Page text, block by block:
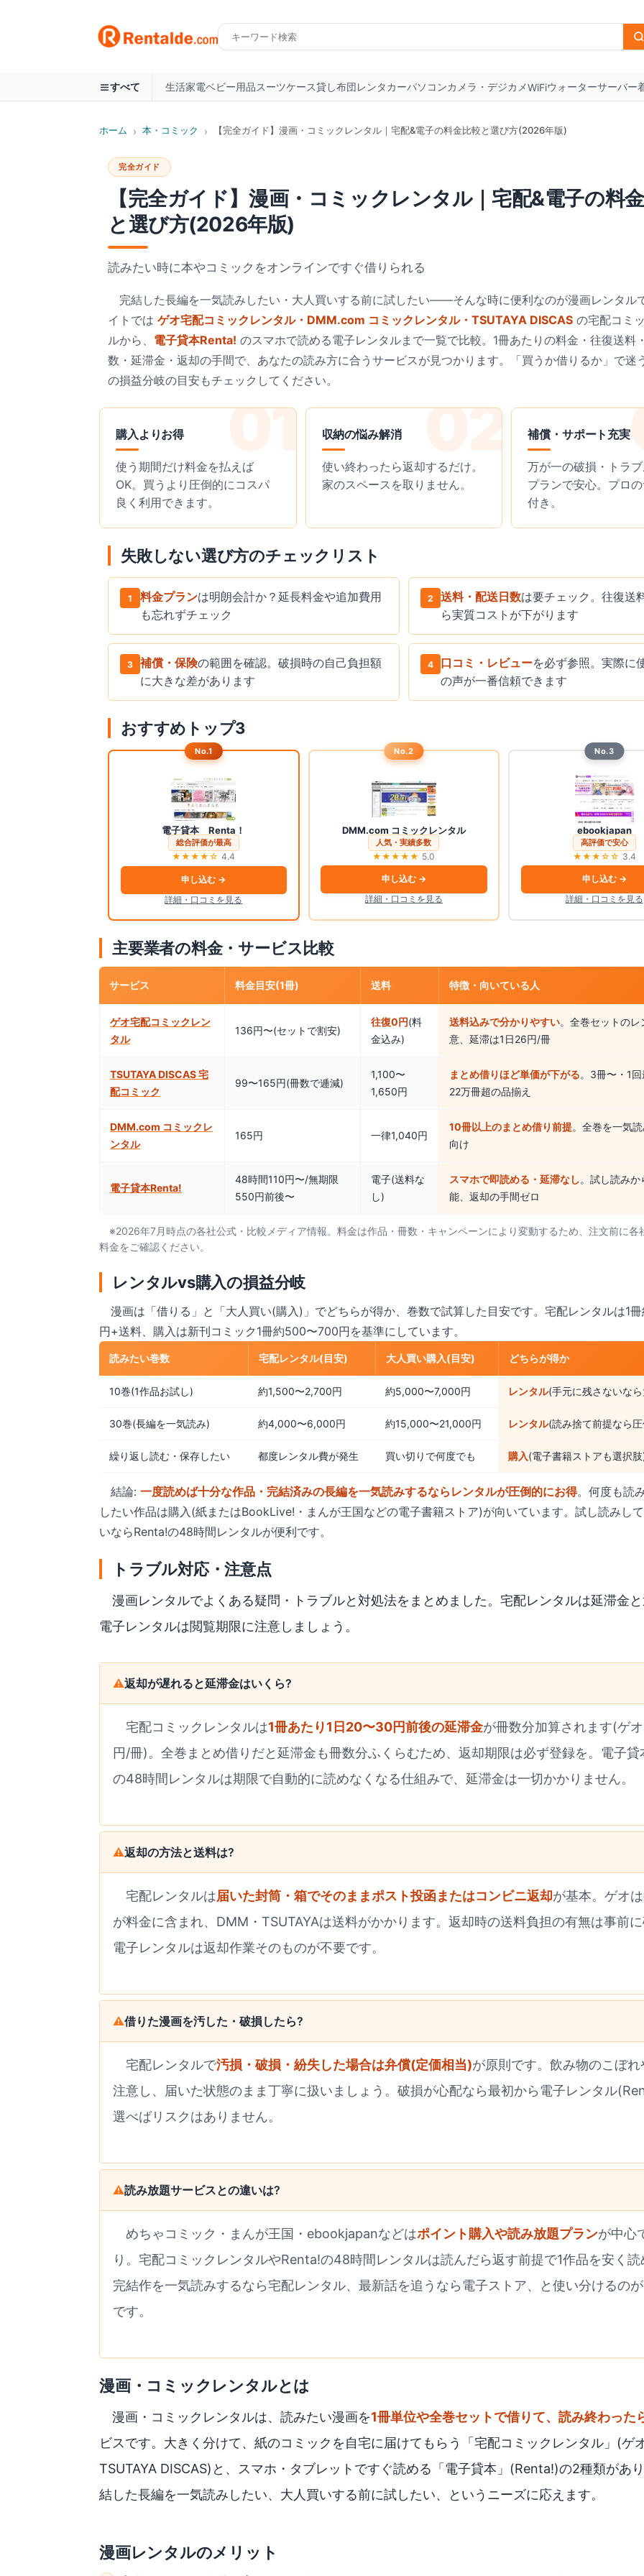
すべて 生活家電ベビー用品スーツケース貸し布団レンタカーパソコンカメラ・デジカメWiFiウォーターサーバー
ホーム › 本・コミック › 【完全ガイド】漫画・コミックレンタル｜宅配&電子の料金比較と選び方(2026年版)
完全ガイド
【完全ガイド】漫画・コミックレンタル｜宅配&電子の料
と選び方(2026年版)
読みたい時に本やコミックをオンラインですぐ借りられる
完結した長編を一気読みしたい・大人買いする前に試したい——そんな時に便利なのが漫画レンタル
イトでは ゲオ宅配コミックレンタル・DMM.com コミックレンタル・TSUTAYA DISCAS の宅配コミ
ルから、 電子貸本Renta! のスマホで読める電子レンタルまで一覧で比較。1冊あたりの料金・往復送料
数・延滞金・返却の手間で、あなたの読み方に合うサービスが見つかります。「買うか借りるか」で迷
の損益分岐の目安もチェックしてください。
購入よりお得
使う期間だけ料金を払えば
OK。買うより圧倒的にコスパ
良く利用できます。
収納の悩み解消
使い終わったら返却するだけ。
家のスペースを取りません。
補償・サポート充実
万が一の破損・トラ
プランで安心。プロ
付き。
失敗しない選び方のチェックリスト
1 料金プランは明朗会計か？延長料金や追加費用
も忘れずチェック
2 送料・配送日数は要チェック。往復送
ら実質コストが下がります
3 補償・保険の範囲を確認。破損時の自己負担額
に大きな差があります
4 口コミ・レビューを必ず参照。実際に
の声が一番信頼できます
おすすめトップ3
No.1
電子貸本 Renta！
総合評価が最高
★★★★ ☆ 4.4
申し込む →
詳細・口コミを見る
No.2
DMM.com コミックレンタル
人気・実績多数
★★★★★ 5.0
申し込む →
詳細・口コミを見る
No.3
ebookjapan
高評価で安心
★★★ ☆☆ 3.4
申し込む →
詳細・口コミを見る
主要業者の料金・サービス比較
サービス 料金目安(1冊) 送料 特徴・向いている人
ゲオ宅配コミックレン
タル
136円〜(セットで割安)
往復0円(料
金込み)
送料込みで分かりやすい。全巻セットのレ
意、延滞は1日26円/冊
TSUTAYA DISCAS 宅
配コミック
99〜165円(冊数で逓減)
1,100〜
1,650円
まとめ借りほど単価が下がる。3冊〜・1
22万冊超の品揃え
DMM.com コミックレ
ンタル
165円 一律1,040円
10冊以上のまとめ借り前提。全巻を一気
向け
電子貸本Renta!
48時間110円〜/無期限
550円前後〜
電子(送料な
し)
スマホで即読める・延滞なし。試し読み
能、返却の手間ゼロ
※2026年7月時点の各社公式・比較メディア情報。料金は作品・冊数・キャンペーンにより変動するため、注文前に各
料金をご確認ください。
レンタルvs購入の損益分岐
漫画は「借りる」と「大人買い(購入)」でどちらが得か、巻数で試算した目安です。宅配レンタルは1
円+送料、購入は新刊コミック1冊約500〜700円を基準にしています。
読みたい巻数 宅配レンタル(目安) 大人買い購入(目安) どちらが得か
10巻(1作品お試し) 約1,500〜2,700円 約5,000〜7,000円 レンタル(手元に残さないな
30巻(長編を一気読み) 約4,000〜6,000円 約15,000〜21,000円 レンタル(読み捨て前提なら
繰り返し読む・保存したい 都度レンタル費が発生 買い切りで何度でも 購入(電子書籍ストアも選択
結論: 一度読めば十分な作品・完結済みの長編を一気読みするならレンタルが圧倒的にお得。何度も読
したい作品は購入(紙またはBookLive!・まんが王国などの電子書籍ストア)が向いています。試し読みし
いならRenta!の48時間レンタルが便利です。
トラブル対応・注意点
漫画レンタルでよくある疑問・トラブルと対処法をまとめました。宅配レンタルは延滞金
電子レンタルは閲覧期限に注意しましょう。
返却が遅れると延滞金はいくら?
宅配コミックレンタルは1冊あたり1日20〜30円前後の延滞金が冊数分加算されます(ゲ
円/冊)。全巻まとめ借りだと延滞金も冊数分ふくらむため、返却期限は必ず登録を。電子
の48時間レンタルは期限で自動的に読めなくなる仕組みで、延滞金は一切かかりません。
返却の方法と送料は?
宅配レンタルは届いた封筒・箱でそのままポスト投函またはコンビニ返却が基本。ゲオ
が料金に含まれ、DMM・TSUTAYAは送料がかかります。返却時の送料負担の有無は事前
電子レンタルは返却作業そのものが不要です。
借りた漫画を汚した・破損したら?
宅配レンタルで汚損・破損・紛失した場合は弁償(定価相当)が原則です。飲み物のこぼ
注意し、届いた状態のまま丁寧に扱いましょう。破損が心配なら最初から電子レンタル
選べばリスクはありません。
読み放題サービスとの違いは?
めちゃコミック・まんが王国・ebookjapanなどはポイント購入や読み放題プランが中心
り。宅配コミックレンタルやRenta!の48時間レンタルは読んだら返す前提で1作品を安く
完結作を一気読みするなら宅配レンタル、最新話を追うなら電子ストア、と使い分けるの
です。
漫画・コミックレンタルとは
漫画・コミックレンタルは、読みたい漫画を1冊単位や全巻セットで借りて、読み終わった
ビスです。大きく分けて、紙のコミックを自宅に届けてもらう「宅配コミックレンタル」(ゲ
TSUTAYA DISCAS)と、スマホ・タブレットですぐ読める「電子貸本」(Renta!)の2種類があ
結した長編を一気読みしたい、大人買いする前に試したい、というニーズに応えます。
漫画レンタルのメリット